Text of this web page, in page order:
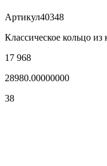
Артикул40348
Классическое кольцо
17 968
28980.00000000
38